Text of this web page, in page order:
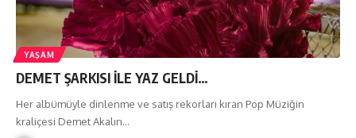
YAŞAM
DEMET ŞARKISI İLE YAZ GELDİ…
Her albümüyle dinlenme ve satış rekorları kıran Pop Müziğin
kraliçesi Demet Akalın…